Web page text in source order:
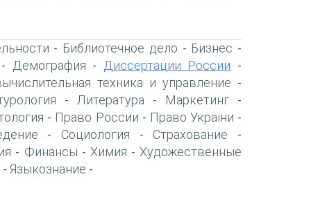
- Библиотечное дело - Бизнес -
Демография - Диссертации России -
техника и управление -
- Литература - Маркетинг-
- Право России - Право України -
- Социология - Страхование -
- Финансы - Химия - Художественные
- Языкознание -